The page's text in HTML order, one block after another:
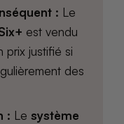
: Le
est vendu
prix justifié si
des
: Le système